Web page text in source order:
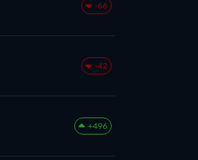
-66
-42
+496